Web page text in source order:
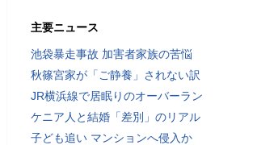
主要ニュース
池袋暴走事故 加害者家族の苦悩
秋篠宮家が「ご静養」されない訳
JR横浜線で居眠りのオーバーラン
ケニア人と結婚「差別」のリアル
子ども追い マンションへ侵入か